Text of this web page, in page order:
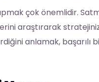
çok önemlidir.
araştırarak
anlamak, başarılı